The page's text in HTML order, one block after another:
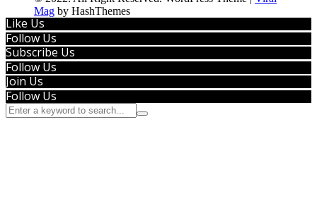
Mag by HashThemes
Like Us
Follow Us
Subscribe Us
Follow Us
Join Us
Follow Us